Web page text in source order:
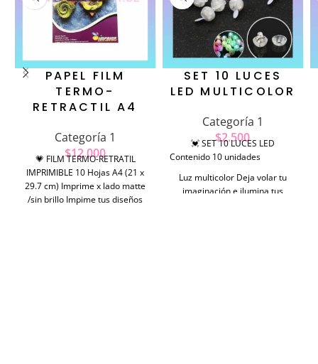
PAPEL FILM
TERMO-
RETRACTIL A4
Categoría 1
$12.000
💗 FILM TERMO-RETRATIL
IMPRIMIBLE 10 Hojas A4 (21 x
29.7 cm) Imprime x lado matte
/sin brillo Impime tus diseños
SET 10 LUCES
LED MULTICOLOR
Categoría 1
$2.500
💓 SET 10 LUCES LED
Contenido 10 unidades
Luz multicolor Deja volar tu
imaginación e ilumina tus